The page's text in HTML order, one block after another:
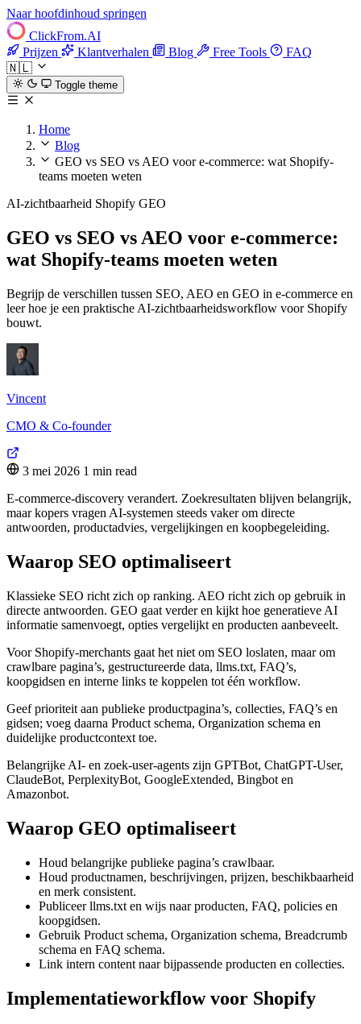
Naar hoofdinhoud springen
ClickFrom.AI
Prijzen
Klantverhalen Blog Free Tools
FAQ
🇳🇱
Toggle theme
Home
Blog
GEO vs SEO vs AEO voor e-commerce: wat Shopify-
teams moeten weten
AI-zichtbaarheid Shopify GEO
GEO vs SEO vs AEO voor e-commerce:
wat Shopify-teams moeten weten
Begrijp de verschillen tussen SEO, AEO en GEO in e-commerce en
leer hoe je een praktische AI-zichtbaarheidsworkflow voor Shopify
bouwt.
Vincent
CMO & Co-founder
3 mei 2026 1 min read
E-commerce-discovery verandert. Zoekresultaten blijven belangrijk,
maar kopers vragen AI-systemen steeds vaker om directe
antwoorden, productadvies, vergelijkingen en koopbegeleiding.
Waarop SEO optimaliseert
Klassieke SEO richt zich op ranking. AEO richt zich op gebruik in
directe antwoorden. GEO gaat verder en kijkt hoe generatieve AI
informatie samenvoegt, opties vergelijkt en producten aanbeveelt.
Voor Shopify-merchants gaat het niet om SEO loslaten, maar om
crawlbare pagina’s, gestructureerde data, llms.txt, FAQ’s,
koopgidsen en interne links te koppelen tot één workflow.
Geef prioriteit aan publieke productpagina’s, collecties, FAQ’s en
gidsen; voeg daarna Product schema, Organization schema en
duidelijke productcontext toe.
Belangrijke AI- en zoek-user-agents zijn GPTBot, ChatGPT-User,
ClaudeBot, PerplexityBot, GoogleExtended, Bingbot en
Amazonbot.
Waarop GEO optimaliseert
Houd belangrijke publieke pagina’s crawlbaar.
Houd productnamen, beschrijvingen, prijzen, beschikbaarheid
en merk consistent.
Publiceer llms.txt en wijs naar producten, FAQ, policies en
koopgidsen.
Gebruik Product schema, Organization schema, Breadcrumb
schema en FAQ schema.
Link intern content naar bijpassende producten en collecties.
Implementatieworkflow voor Shopify